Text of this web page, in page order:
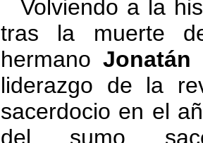
Volviendo a la
tras la muerte
hermano Jonatán
liderazgo de la
sacerdocio en el
del sumo